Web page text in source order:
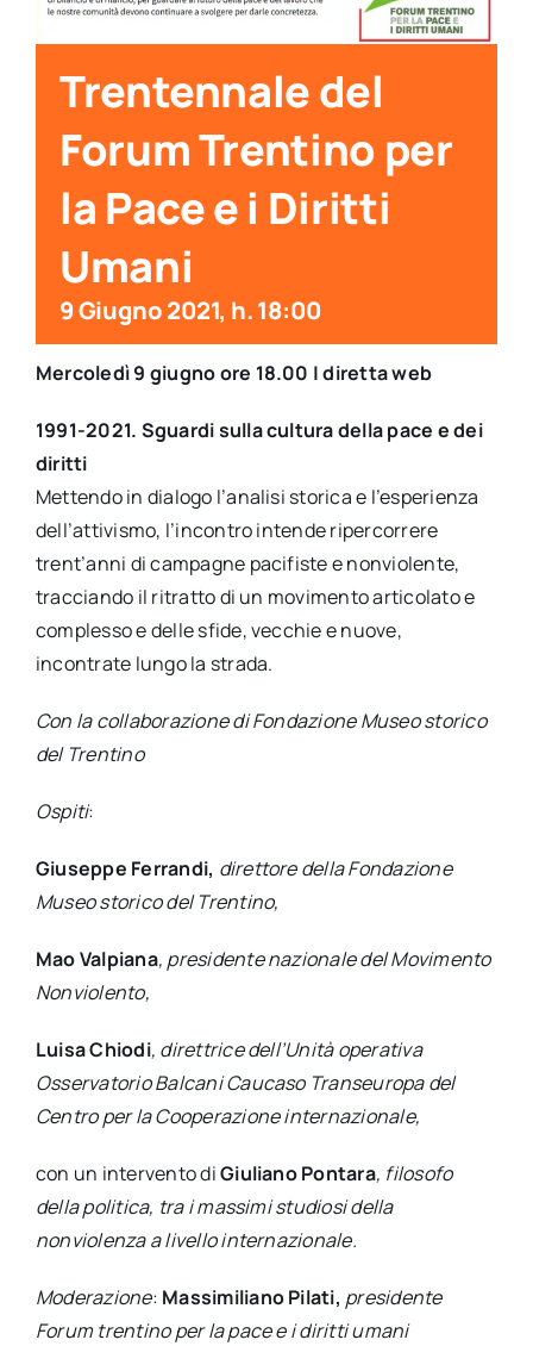
per:
Newsletter
Trentennale del
Forum Trentino per
la Pace e i Diritti
Umani
9 Giugno 2021, h. 18:00
Mercoledì 9 giugnoore 18.00 | diretta web
1991-2021. Sguardi sulla cultura della pace e dei
diritti
Mettendo in dialogo l’analisi storica e l’esperienza
dell’attivismo, l’incontro intende ripercorrere
trent’anni di campagne pacifiste e nonviolente,
tracciando il ritratto di un movimento articolato e
complesso e delle sfide, vecchie e nuove,
incontrate lungo la strada.
Con la collaborazione di Fondazione Museo storico
del Trentino
Ospiti:
Giuseppe Ferrandi, direttore della Fondazione
Museo storico del Trentino,
Mao Valpiana, presidente nazionale del Movimento
Nonviolento,
Luisa Chiodi, direttrice dell’Unità operativa
Osservatorio Balcani Caucaso Transeuropa del
Centro per la Cooperazione internazionale,
con un intervento diGiuliano Pontara, filosofo
della politica, tra i massimi studiosi della
nonviolenza a livello internazionale.
Moderazione: Massimiliano Pilati, presidente
Forum trentino per la pace e i diritti umani